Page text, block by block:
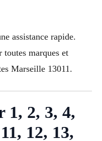
assistance rapide.
marques et
Marseille 13011.
1, 2, 3, 4,
12, 13,